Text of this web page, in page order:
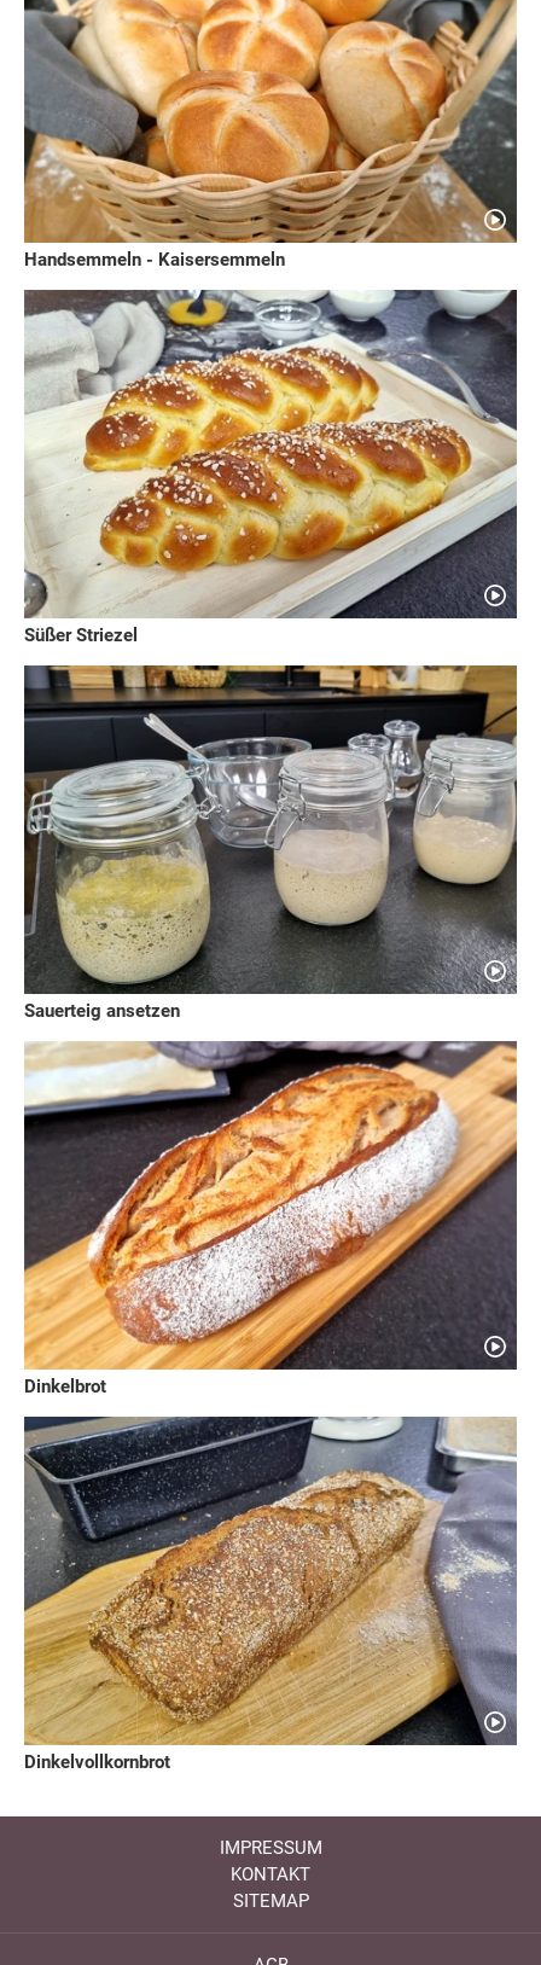
Handsemmeln - Kaisersemmeln
Süßer Striezel
Sauerteig ansetzen
Dinkelbrot
Dinkelvollkornbrot
IMPRESSUM
KONTAKT
SITEMAP